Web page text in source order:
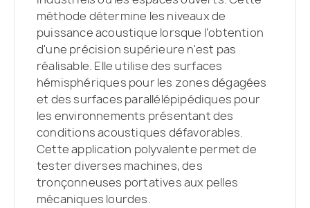
méthode détermine les niveaux de
puissance acoustique lorsque l'obtention
d'une précision supérieure n'est pas
réalisable. Elle utilise des surfaces
hémisphériques pour les zones dégagées
et des surfaces parallélépipédiques pour
les environnements présentant des
conditions acoustiques défavorables.
Cette application polyvalente permet de
tester diverses machines, des
tronçonneuses portatives aux pelles
mécaniques lourdes.